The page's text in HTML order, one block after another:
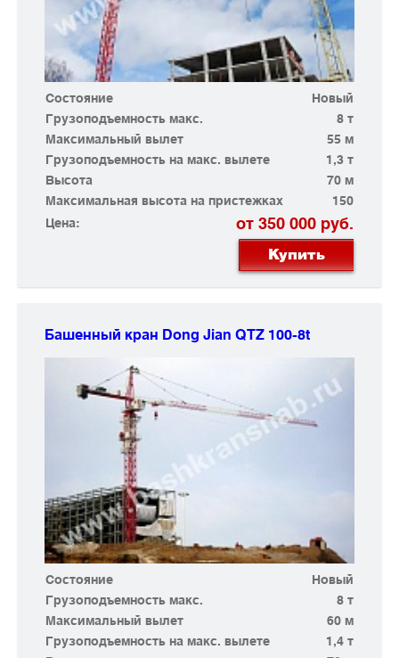
Состояние
Новый
Грузоподъемность макс.
8 т
Максимальный вылет
55 м
Грузоподъемность на макс. вылете
1,3 т
Высота
70 м
Максимальная высота на пристежках
150
Цена:
от 350 000 руб.
Купить
Башенный кран Dong Jian QTZ 100-8t
Состояние
Новый
Грузоподъемность макс.
8 т
Максимальный вылет
60 м
Грузоподъемность на макс. вылете
1,4 т